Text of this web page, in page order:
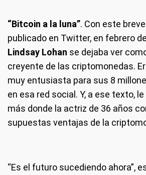
“Bitcoin a la luna”. Con este
publicado en Twitter, en febrero
Lindsay Lohan se dejaba ver
creyente de las criptomonedas.
muy entusiasta para sus 8
en esa red social. Y, a ese texto,
más donde la actriz de 36 años
supuestas ventajas de la
“Es el futuro sucediendo ahora”,